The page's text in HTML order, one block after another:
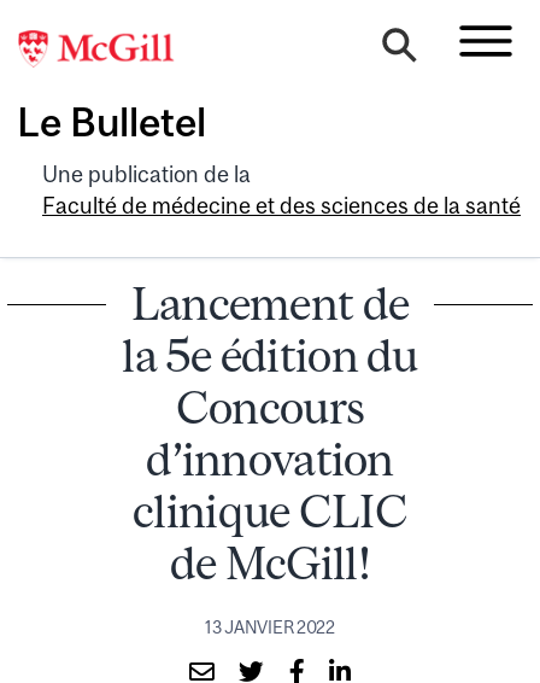
Le Bulletel
Une publication de la
Faculté de médecine et des sciences de la santé
Lancement de
la 5e édition du
Concours
d’innovation
clinique CLIC
de McGill!
13 JANVIER 2022